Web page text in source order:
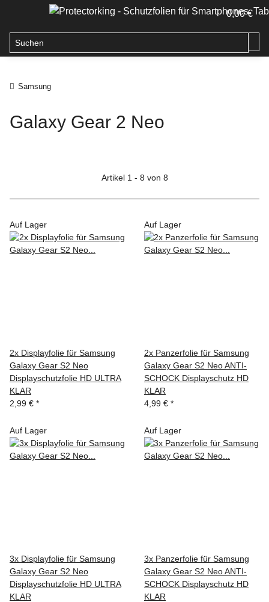
0,00 €
Samsung
Galaxy Gear 2 Neo
Artikel 1 - 8 von 8
Auf Lager
2x Displayfolie für Samsung
Galaxy Gear S2 Neo
Displayschutzfolie HD ULTRA
KLAR
2,99 € *
Auf Lager
2x Panzerfolie für Samsung
Galaxy Gear S2 Neo ANTI-
SCHOCK Displayschutz HD
KLAR
4,99 € *
Auf Lager
3x Displayfolie für Samsung
Galaxy Gear S2 Neo
Displayschutzfolie HD ULTRA
KLAR
Auf Lager
3x Panzerfolie für Samsung
Galaxy Gear S2 Neo ANTI-
SCHOCK Displayschutz HD
KLAR